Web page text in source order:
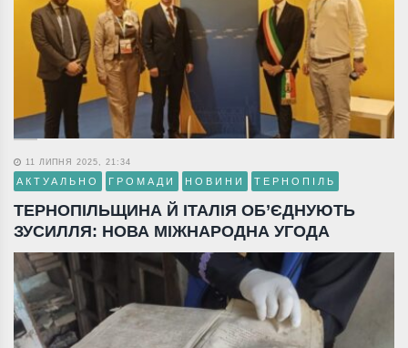
11 ЛИПНЯ 2025, 21:34
АКТУАЛЬНО ГРОМАДИ НОВИНИ ТЕРНОПІЛЬ
ТЕРНОПІЛЬЩИНА Й ІТАЛІЯ ОБ’ЄДНУЮТЬ
ЗУСИЛЛЯ: НОВА МІЖНАРОДНА УГОДА